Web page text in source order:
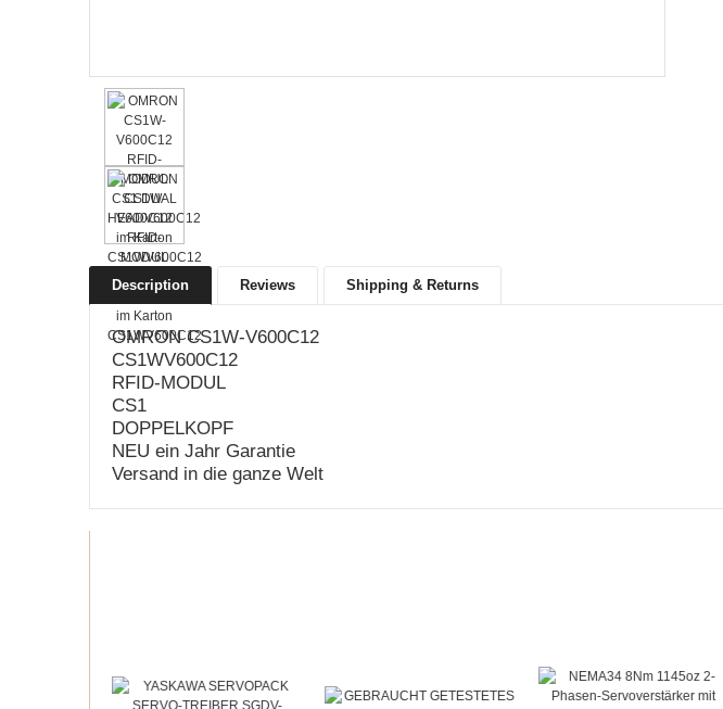
Description Reviews Shipping & Returns
OMRON CS1W-V600C12
CS1WV600C12
RFID-MODUL
CS1
DOPPELKOPF
NEU ein Jahr Garantie
Versand in die ganze Welt